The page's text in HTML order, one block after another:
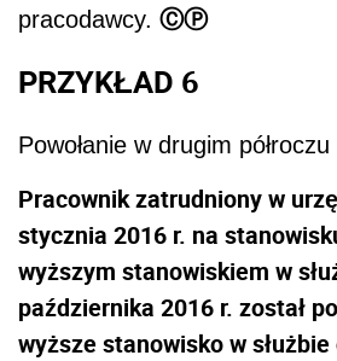
pracodawcy. ⒸⓅ
PRZYKŁAD 6
Powołanie w drugim
Pracownik zatrudniony w
stycznia 2016 r. na
wyższym stanowiskiem w
października 2016 r. został
wyższe stanowisko w